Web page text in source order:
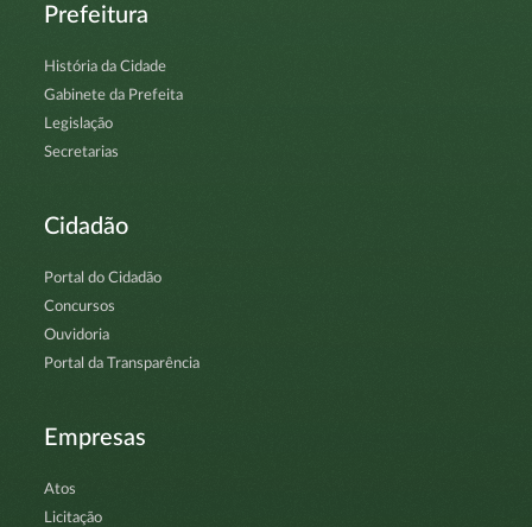
Prefeitura
História da Cidade
Gabinete da Prefeita
Legislação
Secretarias
Cidadão
Portal do Cidadão
Concursos
Ouvidoria
Portal da Transparência
Empresas
Atos
Licitação